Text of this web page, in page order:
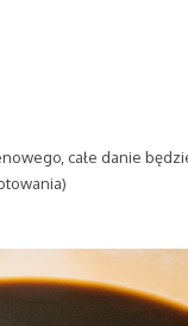
całe danie